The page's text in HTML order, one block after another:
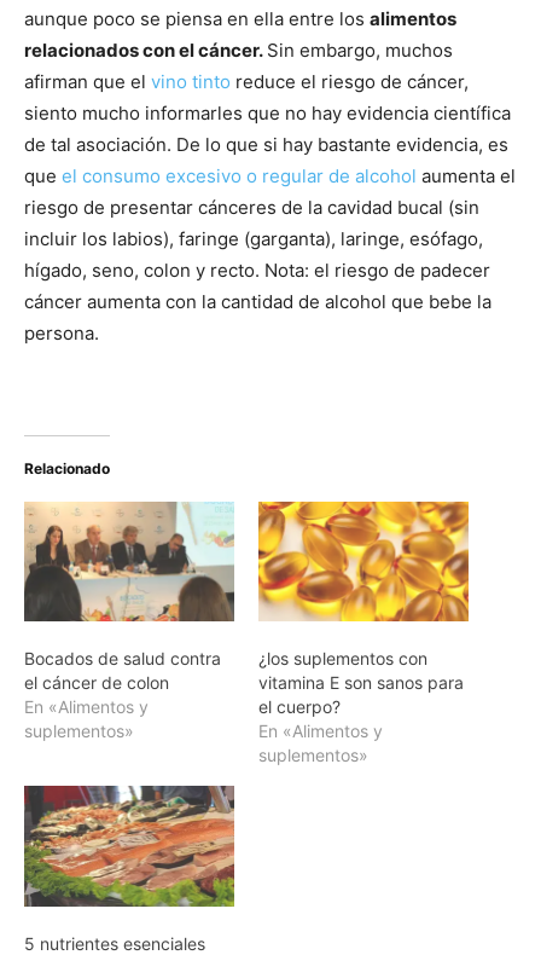
aunque poco se piensa en ella entre los alimentos
relacionados con el cáncer. Sin embargo, muchos
afirman que el vino tinto reduce el riesgo de cáncer,
siento mucho informarles que no hay evidencia científica
de tal asociación. De lo que si hay bastante evidencia, es
que el consumo excesivo o regular de alcohol aumenta el
riesgo de presentar cánceres de la cavidad bucal (sin
incluir los labios), faringe (garganta), laringe, esófago,
hígado, seno, colon y recto. Nota: el riesgo de padecer
cáncer aumenta con la cantidad de alcohol que bebe la
persona.
Relacionado
Bocados de salud contra
el cáncer de colon
En «Alimentos y
suplementos»
¿los suplementos con
vitamina E son sanos para
el cuerpo?
En «Alimentos y
suplementos»
5 nutrientes esenciales